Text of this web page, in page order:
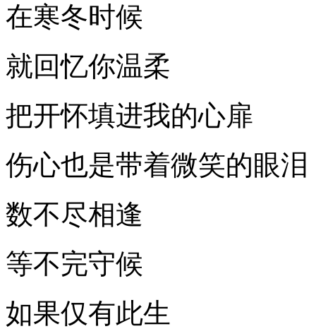
在寒冬时候
就回忆你温柔
把开怀填进我的心扉
伤心也是带着微笑的眼泪
数不尽相逢
等不完守候
如果仅有此生